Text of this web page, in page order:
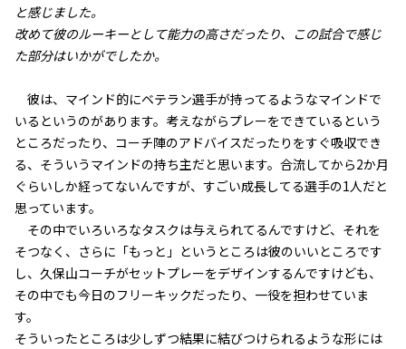
と感じました。
改めて彼のルーキーとして能力の高さだったり、この試合で感じ
た部分はいかがでしたか。
彼は、マインド的にベテラン選手が持ってるようなマインドで
いるというのがあります。考えながらプレーをできているという
ところだったり、コーチ陣のアドバイスだったりをすぐ吸収でき
る、そういうマインドの持ち主だと思います。合流してから2か月
ぐらいしか経ってないんですが、すごい成長してる選手の1人だと
思っています。
その中でいろいろなタスクは与えられてるんですけど、それを
そつなく、さらに「もっと」というところは彼のいいところです
し、久保山コーチがセットプレーをデザインするんですけども、
その中でも今日のフリーキックだったり、一役を担わせていま
す。
そういったところは少しずつ結果に結びつけられるような形には